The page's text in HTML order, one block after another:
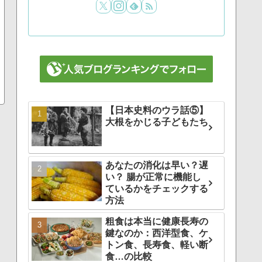
【日本史料のウラ話⑤】
大根をかじる子どもたち
あなたの消化は早い？遅
い？ 腸が正常に機能し
ているかをチェックする
方法
粗食は本当に健康長寿の
鍵なのか：西洋型食、ケ
トン食、長寿食、軽い断
食…の比較